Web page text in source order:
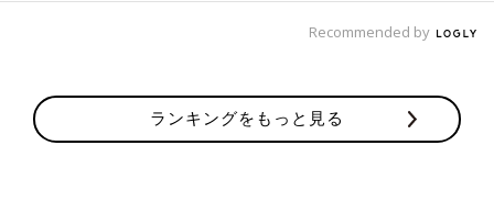
Recommended by
ランキングをもっと見る